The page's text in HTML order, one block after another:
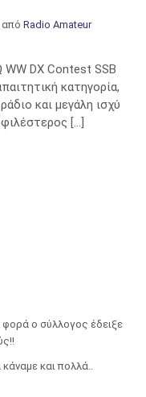
από Radio Amateur
DX Contest SSB
κατηγορία,
και μεγάλη ισχύ
[…]
φορά ο σύλλογος έδειξε
και πολλά..